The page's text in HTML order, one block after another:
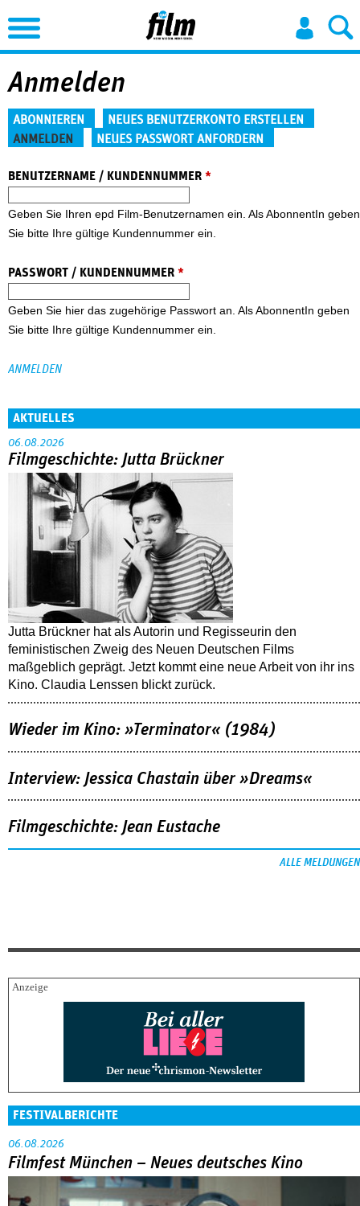
Jump to Navigation
Anmelden
Haupt-Reiter
ABONNIEREN
NEUES BENUTZERKONTO ERSTELLEN
ANMELDEN
NEUES PASSWORT ANFORDERN
BENUTZERNAME / KUNDENNUMMER *
Geben Sie Ihren epd Film-Benutzernamen ein. Als AbonnentIn geben
Sie bitte Ihre gültige Kundennummer ein.
PASSWORT / KUNDENNUMMER *
Geben Sie hier das zugehörige Passwort an. Als AbonnentIn geben
Sie bitte Ihre gültige Kundennummer ein.
AKTUELLES
06.08.2026
Filmgeschichte: Jutta Brückner
Jutta Brückner hat als Autorin und Regisseurin den
feministischen Zweig des Neuen Deutschen Films
maßgeblich geprägt. Jetzt kommt eine neue Arbeit von ihr ins
Kino. Claudia Lenssen blickt zurück.
Wieder im Kino: »Terminator« (1984)
Interview: Jessica Chastain über »Dreams«
Filmgeschichte: Jean Eustache
ALLE MELDUNGEN
FESTIVALBERICHTE
06.08.2026
Filmfest München – Neues deutsches Kino